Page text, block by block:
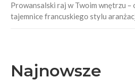
Prowansalski raj w Twoim wnętrzu –
tajemnice francuskiego stylu
Najnowsze